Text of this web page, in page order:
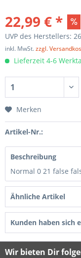
22,99 € *
UVP des Herstellers:
inkl. MwSt.zzgl.
Lieferzeit 4-6
Merken
Artikel-Nr.:
Beschreibung
Normal 0 21 false
Ähnliche Artikel
Kunden haben sich
Wir bieten Dir